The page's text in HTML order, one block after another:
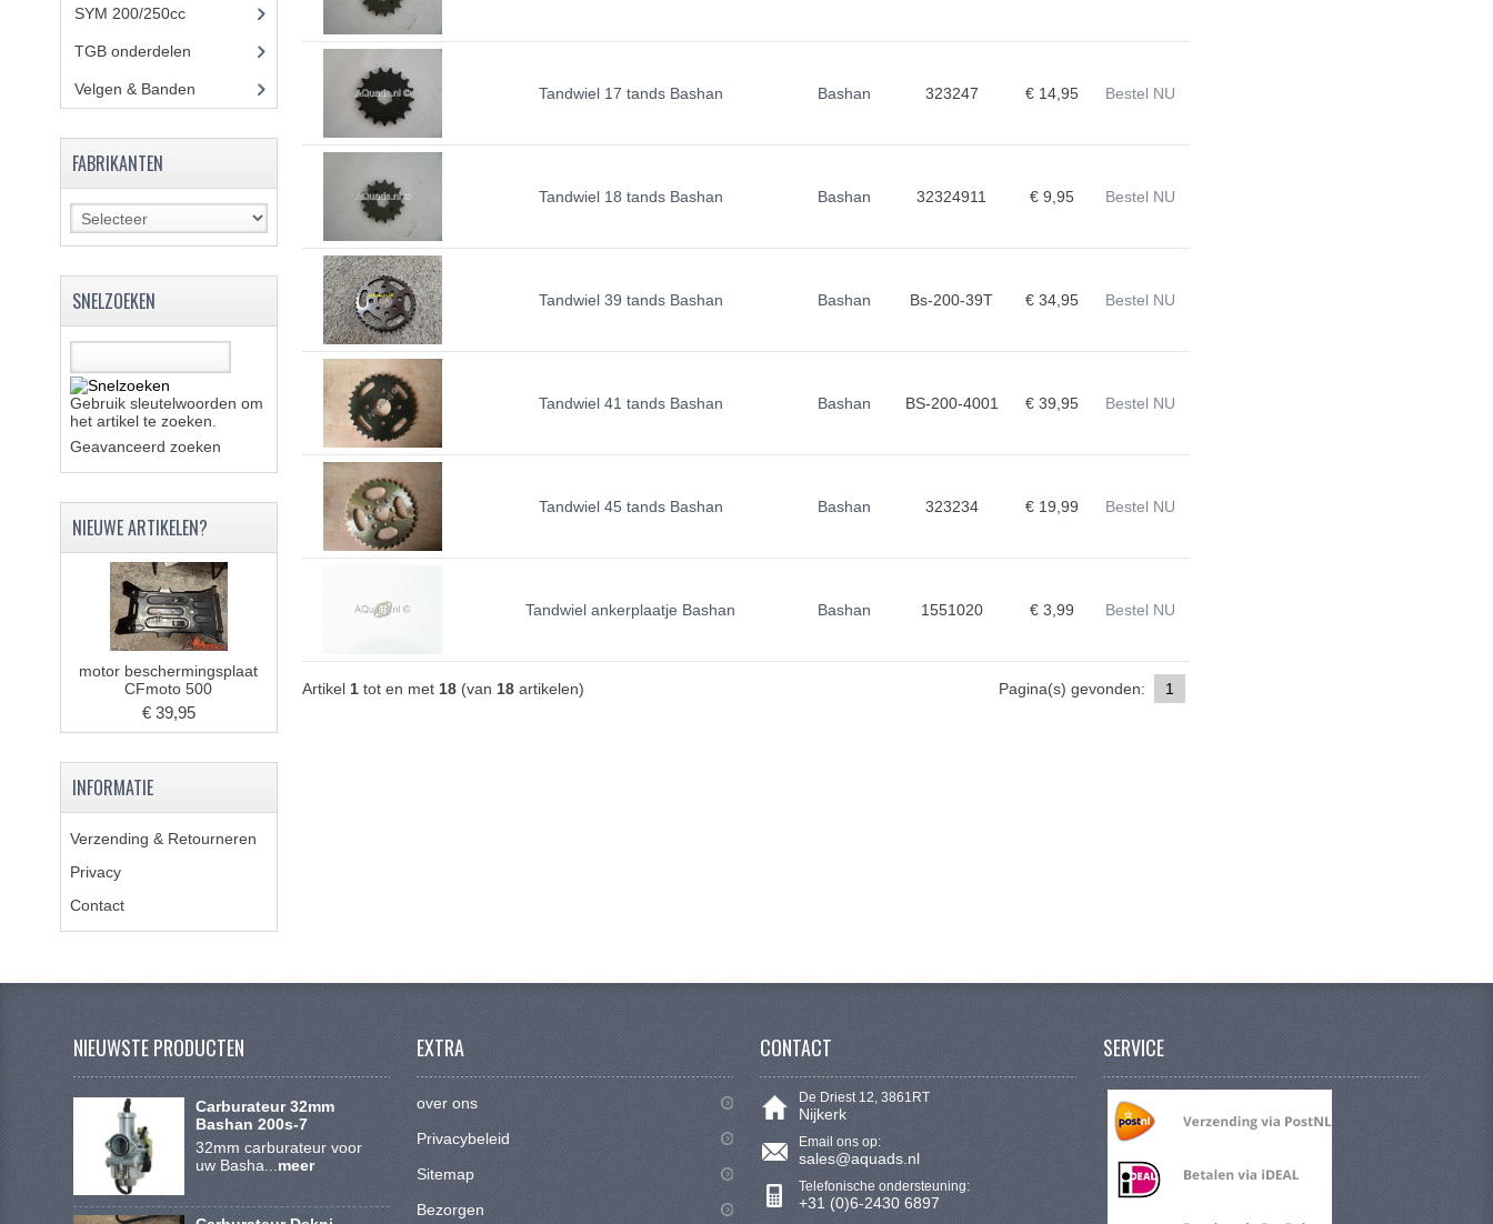
Tandwiel 17 tands Bashan Bashan 323247 € 14,95 Bestel NU
Tandwiel 18 tands Bashan Bashan 32324911 € 9,95 Bestel NU
Tandwiel 39 tands Bashan Bashan Bs-200-39T € 34,95 Bestel NU
Tandwiel 41 tands Bashan Bashan BS-200-4001 € 39,95 Bestel NU
Tandwiel 45 tands Bashan Bashan 323234 € 19,99 Bestel NU
Tandwiel ankerplaatje Bashan Bashan 1551020 € 3,99 Bestel NU
Pagina(s) gevonden: 1
Artikel 1tot en met 18(van 18artikelen)
SYM 200/250cc(15)
TGB onderdelen
Velgen & Banden
FABRIKANTEN
SNELZOEKEN
Gebruik sleutelwoorden om
het artikel te zoeken.
Geavanceerd zoeken
NIEUWE ARTIKELEN?
motor beschermingsplaat
CFmoto 500
€ 39,95
INFORMATIE
Verzending & Retourneren
Privacy
Contact
NIEUWSTE PRODUCTEN
Carburateur 32mm
Bashan 200s-7
32mm carburateur voor
uw Basha... meer
EXTRA
over ons
Privacybeleid
Sitemap
Bezorgen
CONTACT
De Driest 12, 3861RT
Nijkerk
Email ons op:
sales@aquads.nl
Telefonische ondersteuning:
+31 (0)6-2430 6897
SERVICE